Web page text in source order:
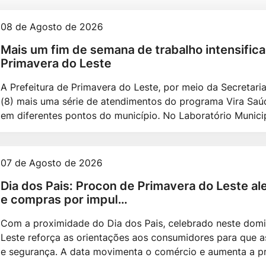
08 de Agosto de 2026
Mais um fim de semana de trabalho
Primavera do Leste
A Prefeitura de Primavera do Leste, por meio da
(8) mais uma série de atendimentos do programa Vira
em diferentes pontos do município. No Laboratório
07 de Agosto de 2026
Dia dos Pais: Procon de Primavera do Leste
e compras por impul…
Com a proximidade do Dia dos Pais, celebrado neste
Leste reforça as orientações aos consumidores para que
e segurança. A data movimenta o comércio e aumenta a